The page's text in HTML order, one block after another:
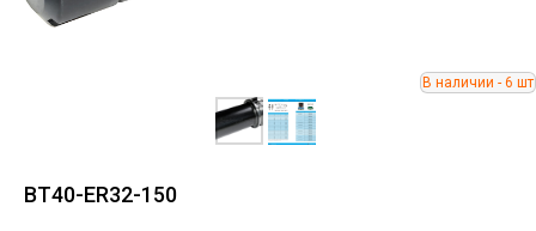
BT40-ER32-150